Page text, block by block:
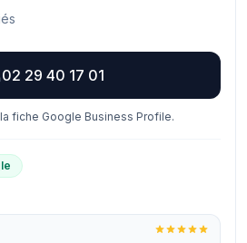
02 29 40 17 01
fiche Google Business Profile.